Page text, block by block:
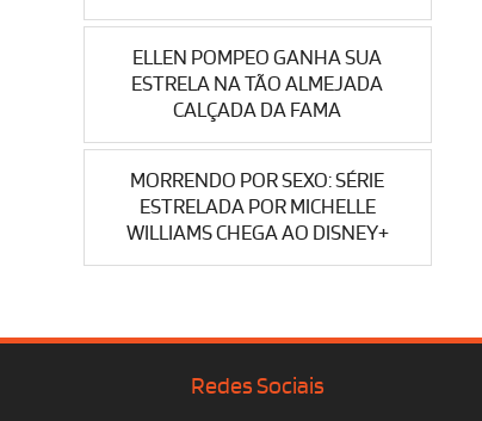
ELLEN POMPEO GANHA SUA
ESTRELA NA TÃO ALMEJADA
CALÇADA DA FAMA
MORRENDO POR SEXO: SÉRIE
ESTRELADA POR MICHELLE
WILLIAMS CHEGA AO DISNEY+
Redes Sociais